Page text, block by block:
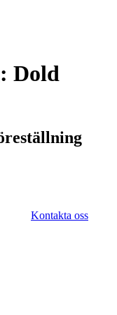
Dold
Kontakta oss